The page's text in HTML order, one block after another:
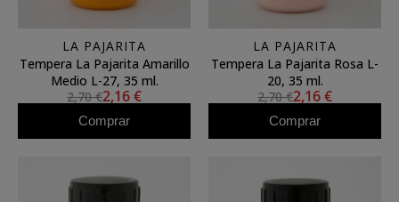
LA PAJARITA
Tempera La Pajarita Amarillo
Medio L-27, 35 ml.
2,70 €2,16 €
Comprar
LA PAJARITA
Tempera La Pajarita Rosa L-
20, 35 ml.
2,70 €2,16 €
Comprar